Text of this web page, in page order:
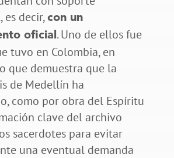
es decir, con un
oficial . Uno de ellos fue
tuvo en Colombia, en
que demuestra que la
de Medellín ha
como por obra del Espíritu
clave del archivo
sacerdotes para evitar
una eventual demanda